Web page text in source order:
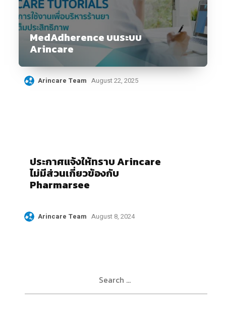
MedAdherence บนระบบ
Arincare
Arincare Team August 22, 2025
ประกาศแจ้งให้ทราบ Arincare
ไม่มีส่วนเกี่ยวข้องกับ
Pharmarsee
Arincare Team August 8, 2024